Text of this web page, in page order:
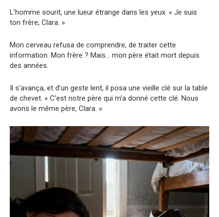
L’homme sourit, une lueur étrange dans les yeux. « Je suis
ton frère, Clara. »
Mon cerveau refusa de comprendre, de traiter cette
information. Mon frère ? Mais… mon père était mort depuis
des années.
Il s’avança, et d’un geste lent, il posa une vieille clé sur la table
de chevet. « C’est notre père qui m’a donné cette clé. Nous
avons le même père, Clara. »